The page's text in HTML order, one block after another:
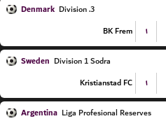
Denmark
3. Division
BK Frem
۱
Sweden Division 1 Sodra
Kristianstad FC
۱
Argentina Liga Profesional Reserves